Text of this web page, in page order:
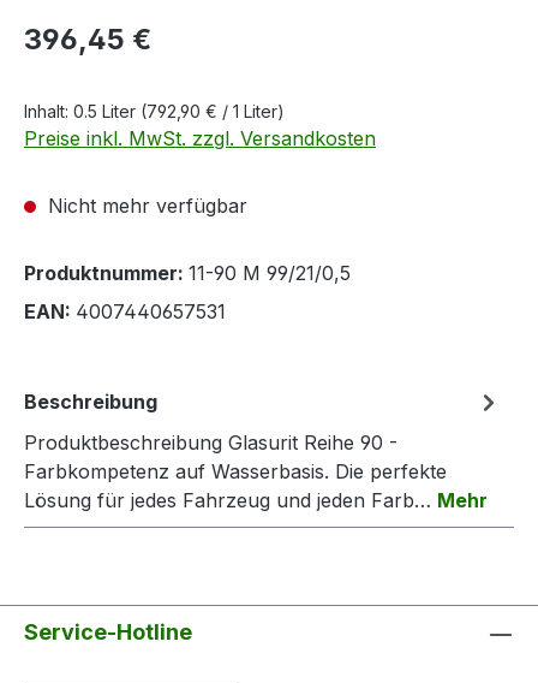
Regulärer Preis:
396,45 €
Inhalt: 0.5 Liter (792,90 € / 1 Liter)
Preise inkl. MwSt. zzgl. Versandkosten
Nicht mehr verfügbar
Produktnummer: 11-90 M 99/21/0,5
EAN: 4007440657531
Beschreibung
Produktbeschreibung Glasurit Reihe 90 -
Farbkompetenz auf Wasserbasis. Die perfekte
Lösung für jedes Fahrzeug und jeden Farb… Mehr
Service-Hotline